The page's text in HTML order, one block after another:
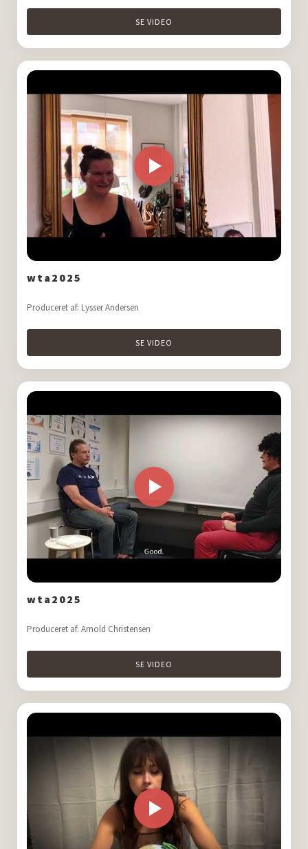
SE VIDEO
wta2025
Produceret af: Lysser Andersen
SE VIDEO
wta2025
Produceret af: Arnold Christensen
SE VIDEO